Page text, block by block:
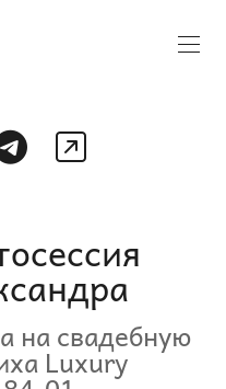
на свадебную
Luxury